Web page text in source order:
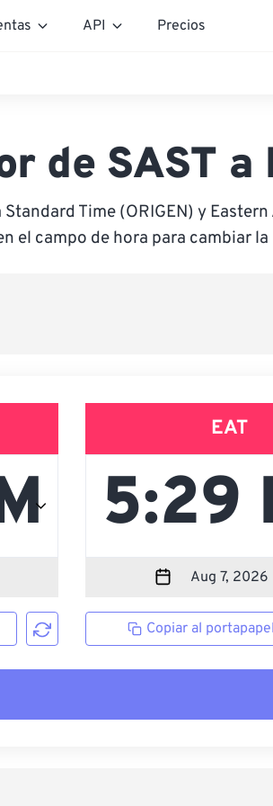
API Precios
de SAST a
Time (ORIGEN) y
el campo de hora para cambiar la
EAT
Copiar al